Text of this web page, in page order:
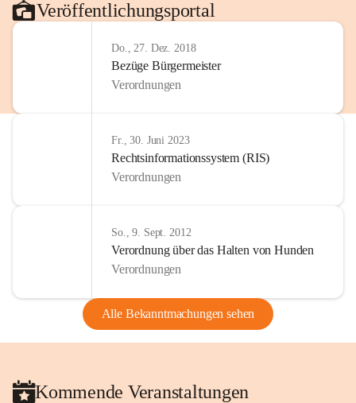
Veröffentlichungsportal
Do., 27. Dez. 2018
Bezüge Bürgermeister
Verordnungen
Fr., 30. Juni 2023
Rechtsinformationssystem (RIS)
Verordnungen
So., 9. Sept. 2012
Verordnung über das Halten von Hunden
Verordnungen
Alle Bekanntmachungen sehen
Kommende Veranstaltungen